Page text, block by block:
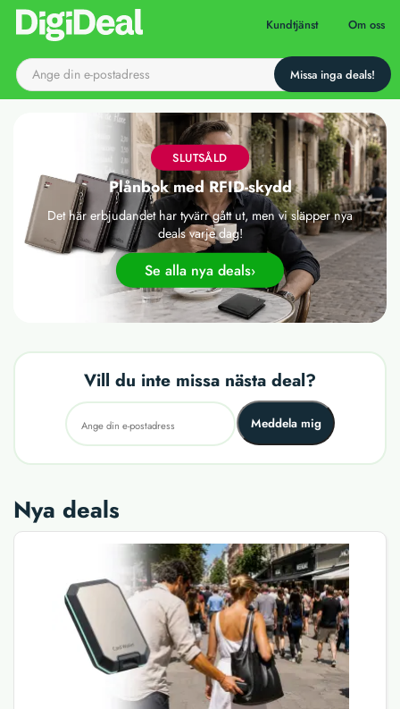
Till startsidan Kundtjänst Om oss
SLUTSÅLD
Plånbok med RFID-skydd
Det här erbjudandet har tyvärr gått ut, men vi släpper nya
deals varje dag!
Se alla nya deals
Vill du inte missa nästa deal?
Meddela mig
Nya deals